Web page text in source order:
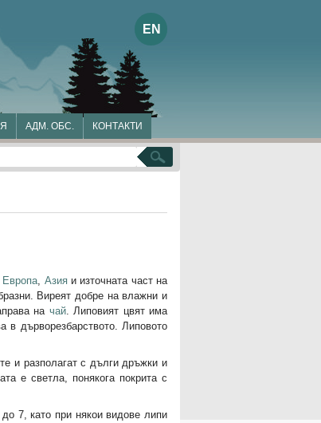
EN
АДМ. ОБС. КОНТАКТИ
Европа, Азияи източната част на
Виреят добре на влажни и
на чай. Липовият цвят има
в дърворезбарството. Липовото
и разполагат с дълги дръжки и
е светла, понякога покрита с
7, като при някои видове липи